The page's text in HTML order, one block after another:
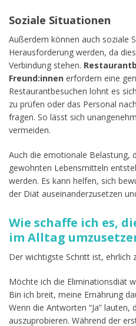
Soziale Situationen
Außerdem können auch soziale
Herausforderung werden, da
Verbindung stehen.
Freund:innen erfordern eine
Restaurantbesuchen lohnt es
zu prüfen oder das Personal
fragen. So lässt sich
vermeiden.
Auch die emotionale Belastung,
gewohnten Lebensmitteln
werden. Es kann helfen, sich
der Diät auseinanderzusetzen
Wie schaffe ich es,
im Alltag
Der wichtigste Schritt ist, ehrlich
Möchte ich die Eliminationsdiät
Bin ich breit, meine Ernährung
Wenn die Antworten “Ja” lauten,
auszuprobieren. Während der